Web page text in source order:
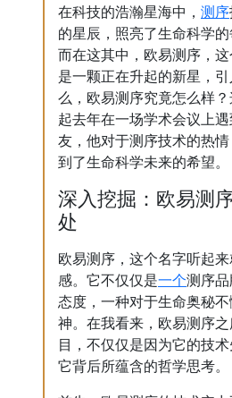
在科技的浩瀚星海中， 测序
的星辰，照亮了生命科学的
而在这其中，欧易测序，
是一颗正在升起的新星，
么，欧易测序究竟怎么样
起去年在一场学术会议上
友，他对于测序技术的热
到了生命科学未来的希望。
深入挖掘：欧易测
处
欧易测序，这个名字听起
感。它不仅仅是一个测序
态度，一种对于生命奥秘
神。在我看来，欧易测序
目，不仅仅是因为它的技
它背后所蕴含的哲学思考。